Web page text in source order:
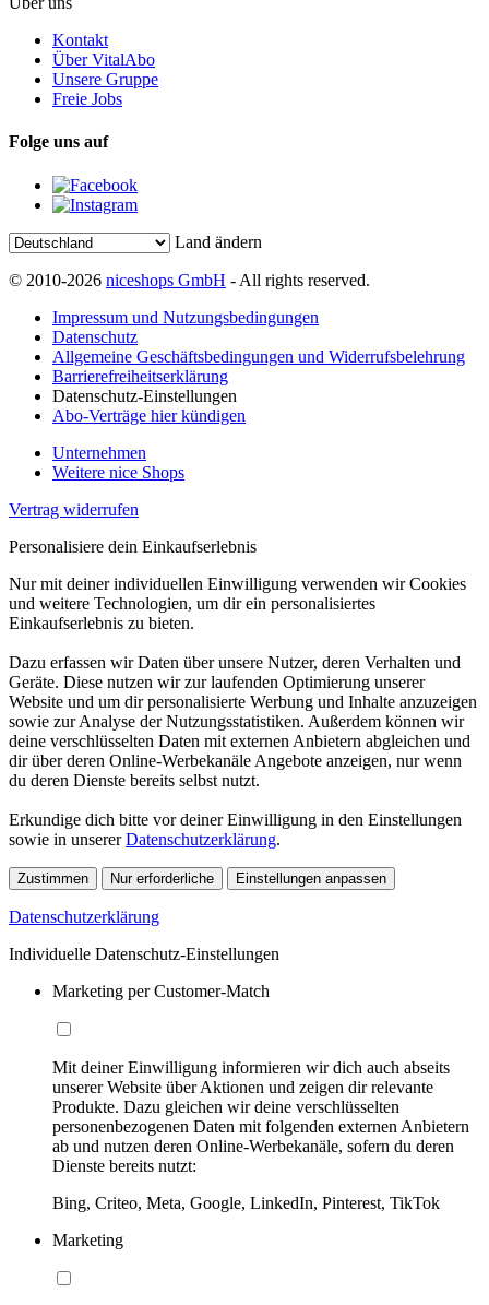
Kontakt
Über VitalAbo
Unsere Gruppe
Freie Jobs
Folge uns auf
Land ändern
© 2010-2026 niceshops GmbH - All rights reserved.
Impressum und Nutzungsbedingungen
Datenschutz
Allgemeine Geschäftsbedingungen und Widerrufsbelehrung
Barrierefreiheitserklärung
Datenschutz-Einstellungen
Abo-Verträge hier kündigen
Unternehmen
Weitere nice Shops
Vertrag widerrufen
Personalisiere dein Einkaufserlebnis
Nur mit deiner individuellen Einwilligung verwenden wir Cookies
und weitere Technologien, um dir ein personalisiertes
Einkaufserlebnis zu bieten.
Dazu erfassen wir Daten über unsere Nutzer, deren Verhalten und
Geräte. Diese nutzen wir zur laufenden Optimierung unserer
Website und um dir personalisierte Werbung und Inhalte anzuzeigen
sowie zur Analyse der Nutzungsstatistiken. Außerdem können wir
deine verschlüsselten Daten mit externen Anbietern abgleichen und
dir über deren Online-Werbekanäle Angebote anzeigen, nur wenn
du deren Dienste bereits selbst nutzt.
Erkundige dich bitte vor deiner Einwilligung in den Einstellungen
sowie in unsererDatenschutzerklärung.
Zustimmen Nur erforderliche Einstellungen anpassen
Datenschutzerklärung
Individuelle Datenschutz-Einstellungen
Marketing per Customer-Match
Mit deiner Einwilligung informieren wir dich auch abseits
unserer Website über Aktionen und zeigen dir relevante
Produkte. Dazu gleichen wir deine verschlüsselten
personenbezogenen Daten mit folgenden externen Anbietern
ab und nutzen deren Online-Werbekanäle, sofern du deren
Dienste bereits nutzt:
Bing, Criteo, Meta, Google, LinkedIn, Pinterest, TikTok
Marketing